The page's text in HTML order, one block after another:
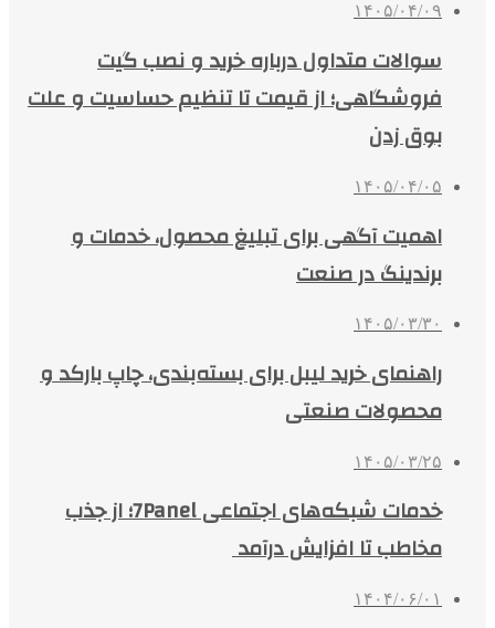
۱۴۰۵/۰۴/۰۹
سوالات متداول درباره خرید و نصب گیت
فروشگاهی؛ از قیمت تا تنظیم حساسیت و علت
بوق زدن
۱۴۰۵/۰۴/۰۵
اهمیت آگهی برای تبلیغ محصول، خدمات و
برندینگ در صنعت
۱۴۰۵/۰۳/۳۰
راهنمای خرید لیبل برای بسته‌بندی، چاپ بارکد و
محصولات صنعتی
۱۴۰۵/۰۳/۲۵
خدمات شبکه‌های اجتماعی 7Panel؛ از جذب
مخاطب تا افزایش درآمد
۱۴۰۴/۰۶/۰۱